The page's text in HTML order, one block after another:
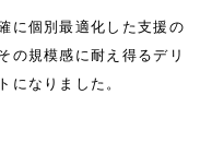
に個別最適化した支援の
の規模感に耐え得るデリ
になりました。